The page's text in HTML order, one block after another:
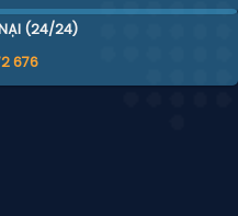
mi giả 2
NẠI (24/24)
676